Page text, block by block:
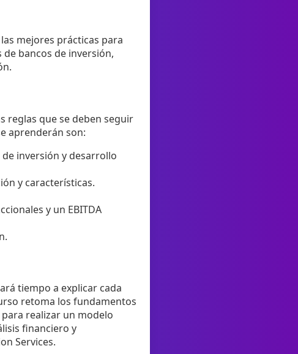
mejores prácticas para
bancos de inversión,
reglas que se deben seguir
aprenderán son:
inversión y desarrollo
y características.
y un EBITDA
tiempo a explicar cada
retoma los fundamentos
realizar un modelo
financiero y
Services.